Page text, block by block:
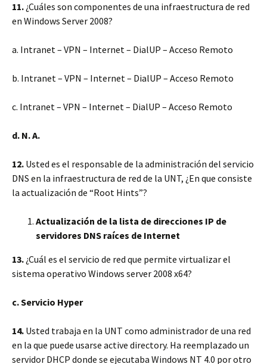
11. ¿Cuáles son componentes de una infraestructura de red
en Windows Server 2008?
a. Intranet – VPN – Internet – DialUP – Acceso Remoto
b. Intranet – VPN – Internet – DialUP – Acceso Remoto
c. Intranet – VPN – Internet – DialUP – Acceso Remoto
d. N. A.
12. Usted es el responsable de la administración del servicio
DNS en la infraestructura de red de la UNT, ¿En que consiste
la actualización de “Root Hints”?
Actualización de la lista de direcciones IP de
servidores DNS raíces de Internet
13. ¿Cuál es el servicio de red que permite virtualizar el
sistema operativo Windows server 2008 x64?
c. Servicio Hyper
14. Usted trabaja en la UNT como administrador de una red
en la que puede usarse active directory. Ha reemplazado un
servidor DHCP donde se ejecutaba Windows NT 4.0 por otro